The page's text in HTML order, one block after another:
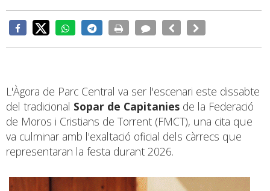
L'Àgora de Parc Central va ser l'escenari este dissabte
del tradicional Sopar de Capitanies de la Federació
de Moros i Cristians de Torrent (FMCT), una cita que
va culminar amb l'exaltació oficial dels càrrecs que
representaran la festa durant 2026.